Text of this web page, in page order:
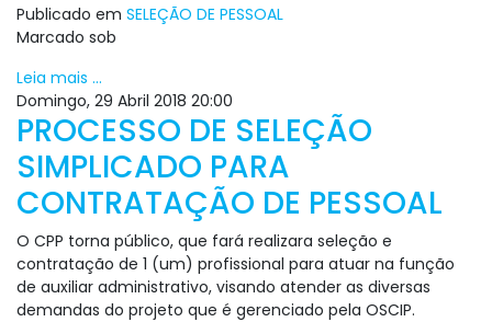
Publicado em SELEÇÃO DE PESSOAL
Marcado sob
Leia mais ...
Domingo, 29 Abril 2018 20:00
PROCESSO DE SELEÇÃO
SIMPLICADO PARA
CONTRATAÇÃO DE PESSOAL
O CPP torna público, que fará realizara seleção e
contratação de 1 (um) profissional para atuar na função
de auxiliar administrativo, visando atender as diversas
demandas do projeto que é gerenciado pela OSCIP.